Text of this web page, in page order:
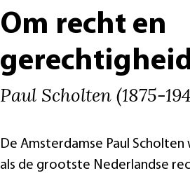
Om recht en
Paul Scholten (1875-
De Amsterdamse Paul
als de grootste Nederlandse